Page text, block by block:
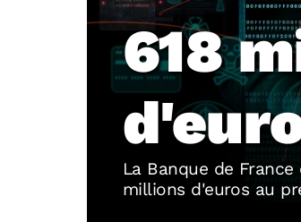
618
La Banque de
millions d'euros au